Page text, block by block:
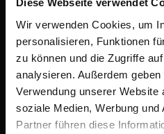
Diese Webseite verwendet
Wir verwenden Cookies, um
personalisieren, Funktionen
zu können und die Zugriffe
analysieren. Außerdem
Verwendung unserer Website
soziale Medien, Werbung
Partner führen diese
SOLD OUT
IPE decking 2.5 x 14.0 cm
Deck fastening